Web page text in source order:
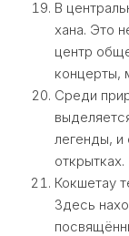
В
хана. Это
центр
концерты,
Среди
легенды, и
открытках.
Кокшетау
Здесь